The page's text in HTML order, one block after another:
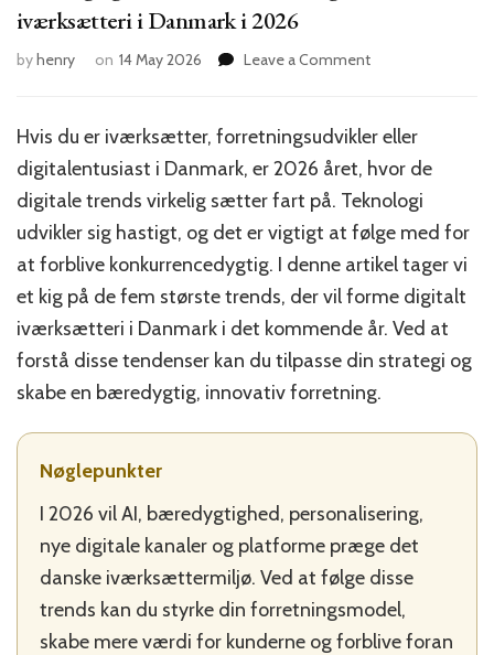
iværksætteri i Danmark i 2026
byhenry on 14 May 2026 Leave a Commenton
vigtigste
inden
for
digital
iværksætteri
i
Danmark
2026
Hvis du er iværksætter, forretningsudvikler eller
digitalentusiast i Danmark, er 2026 året, hvor de
digitale trends virkelig sætter fart på. Teknologi
udvikler sig hastigt, og det er vigtigt at følge med for
at forblive konkurrencedygtig. I denne artikel tager vi
et kig på de fem største trends, der vil forme digitalt
iværksætteri i Danmark i det kommende år. Ved at
forstå disse tendenser kan du tilpasse din strategi og
skabe en bæredygtig, innovativ forretning.
Nøglepunkter
I 2026 vil AI, bæredygtighed, personalisering,
nye digitale kanaler og platforme præge det
danske iværksættermiljø. Ved at følge disse
trends kan du styrke din forretningsmodel,
skabe mere værdi for kunderne og forblive foran